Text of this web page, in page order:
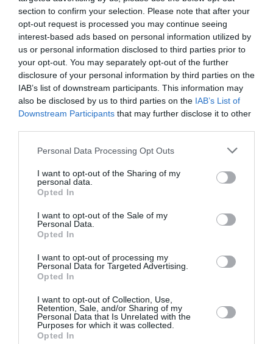
section to confirm your selection. Please note that after your
opt-out request is processed you may continue seeing
interest-based ads based on personal information utilized by
us or personal information disclosed to third parties prior to
your opt-out. You may separately opt-out of the further
disclosure of your personal information by third parties on the
IAB’s list of downstream participants. This information may
also be disclosed by us to third parties on the IAB’s List of
Downstream Participants that may further disclose it to other
Personal Data Processing Opt Outs
I want to opt-out of the Sharing of my
personal data.
Opted In
I want to opt-out of the Sale of my
Personal Data.
Opted In
I want to opt-out of processing my
Personal Data for Targeted Advertising.
Opted In
I want to opt-out of Collection, Use,
Retention, Sale, and/or Sharing of my
Personal Data that Is Unrelated with the
Purposes for which it was collected.
Opted In
développement !
NOUS SOUTENIR
DERNIERS COMMENTAIRES
19 h 23 sans escale : le Boeing 777F de National
Airlines relie l’Écosse à l’Australie
Badissi novembri
l’horizon 2030